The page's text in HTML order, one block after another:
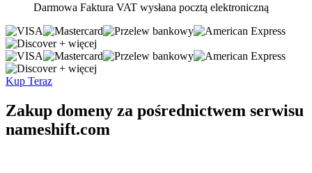
Darmowa Faktura VAT wysłana pocztą elektroniczną
+ więcej
+ więcej
Kup Teraz
Zakup domeny za pośrednictwem serwisu
nameshift.com